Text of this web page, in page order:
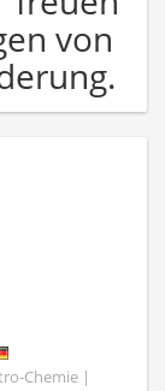
von
Chemie |